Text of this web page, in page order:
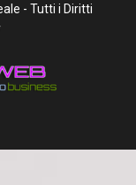
- Tutti i Diritti